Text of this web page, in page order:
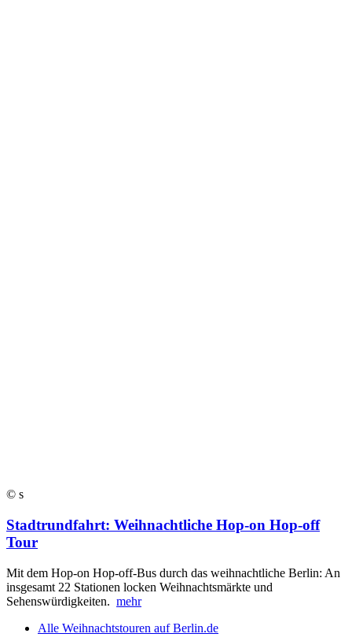
© s
Stadtrundfahrt: Weihnachtliche Hop-on Hop-off
Tour
Mit dem Hop-on Hop-off-Bus durch das weihnachtliche Berlin: An
insgesamt 22 Stationen locken Weihnachtsmärkte und
Sehenswürdigkeiten. mehr
Alle Weihnachtstouren auf Berlin.de